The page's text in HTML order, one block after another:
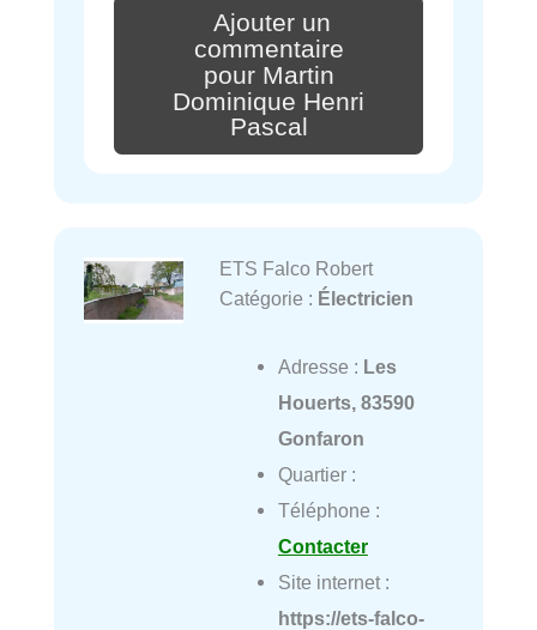
Ajouter un
commentaire
pour Martin
Dominique Henri
Pascal
ETS Falco Robert
Catégorie : Électricien
Adresse : Les
Houerts, 83590
Gonfaron
Quartier :
Téléphone :
Contacter
Site internet :
https://ets-falco-